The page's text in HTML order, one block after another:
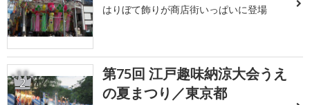
はりぼて飾りが商店街いっぱいに登場
2
第75回 江戸趣味納涼大会うえ
の夏まつり／東京都